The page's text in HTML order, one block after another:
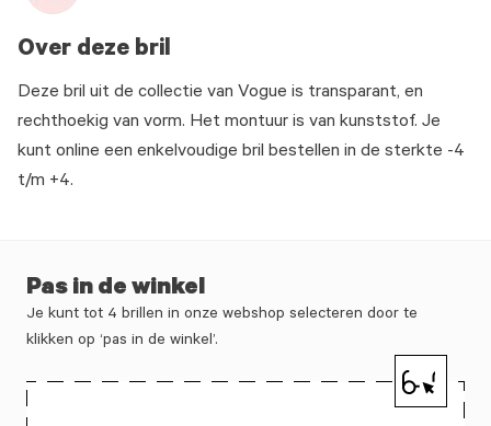
Over deze bril
Deze bril uit de collectie van Vogue is transparant, en
rechthoekig van vorm. Het montuur is van kunststof. Je
kunt online een enkelvoudige bril bestellen in de sterkte -4
t/m +4.
Pas in de winkel
Je kunt tot 4 brillen in onze webshop selecteren door te
klikken op ‘pas in de winkel’.